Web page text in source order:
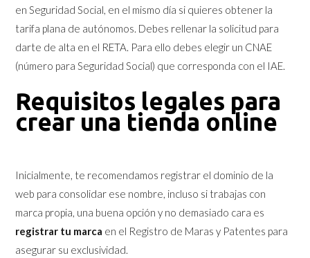
en Seguridad Social, en el mismo día si quieres obtener la
tarifa plana de autónomos. Debes rellenar la solicitud para
darte de alta en el RETA. Para ello debes elegir un CNAE
(número para Seguridad Social) que corresponda con el IAE.
Requisitos legales para
crear una tienda online
Inicialmente, te recomendamos registrar el dominio de la
web para consolidar ese nombre, incluso si trabajas con
marca propia, una buena opción y no demasiado cara es
registrar tu marca en el Registro de Maras y Patentes para
asegurar su exclusividad.